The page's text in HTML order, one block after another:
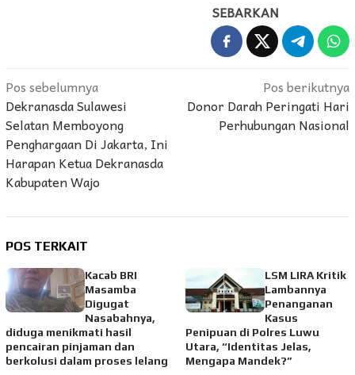
SEBARKAN
Navigasi
pos
Pos sebelumnya
Dekranasda Sulawesi
Selatan Memboyong
Penghargaan Di Jakarta, Ini
Harapan Ketua Dekranasda
Kabupaten Wajo
Pos berikutnya
Donor Darah Peringati Hari
Perhubungan Nasional
POS TERKAIT
Kacab BRI
Masamba
Digugat
Nasabahnya,
diduga menikmati hasil
pencairan pinjaman dan
berkolusi dalam proses lelang
LSM LIRA Kritik
Lambannya
Penanganan
Kasus
Penipuan di Polres Luwu
Utara, “Identitas Jelas,
Mengapa Mandek?”